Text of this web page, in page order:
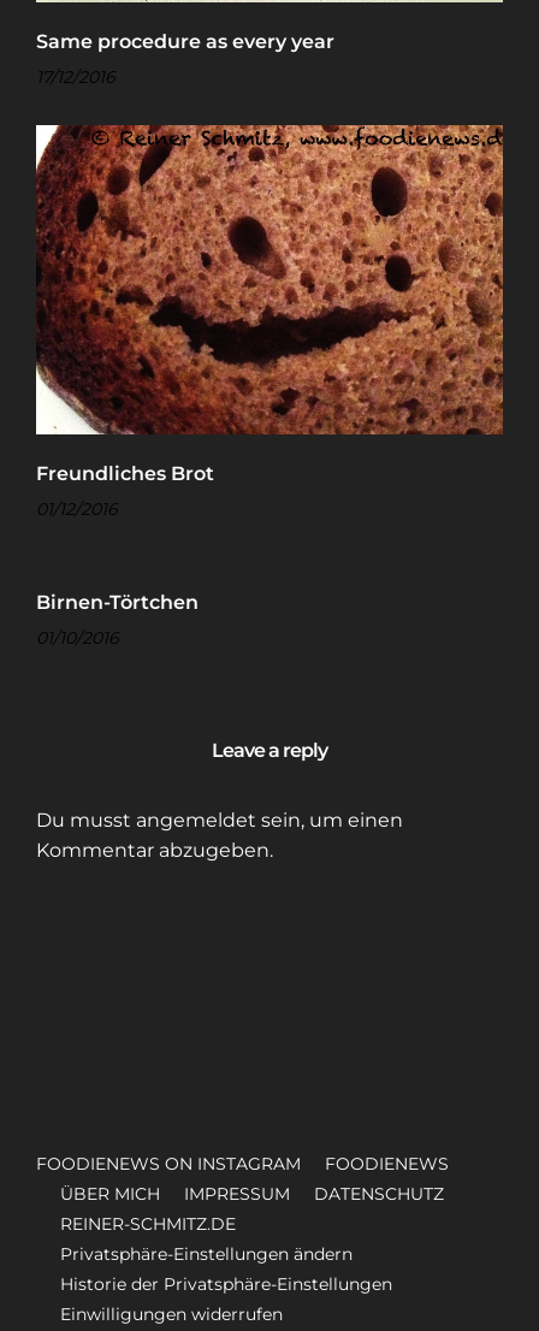
Same procedure as every year
17/12/2016
Freundliches Brot
01/12/2016
Birnen-Törtchen
01/10/2016
Leave a reply
Du musst angemeldet sein, um einen
Kommentar abzugeben.
FOODIENEWS ON INSTAGRAM
FOODIENEWS
ÜBER MICH
IMPRESSUM
DATENSCHUTZ
REINER-SCHMITZ.DE
Privatsphäre-Einstellungen ändern
Historie der Privatsphäre-Einstellungen
Einwilligungen widerrufen